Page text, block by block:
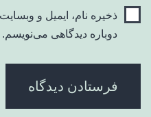
ذخیره نام، ایمیل و
دوباره دیدگاهی می‌نویسم.